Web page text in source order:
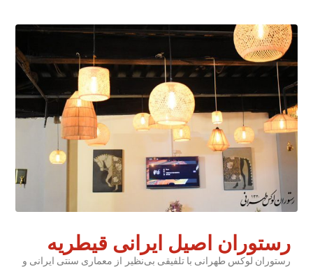
رستوران اصیل ایرانی قیطریه
رستوران لوکس طهرانی با تلفیقی بی‌نظیر از معماری سنتی ایرانی و